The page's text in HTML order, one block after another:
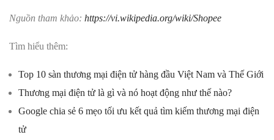
Nguồn tham khảo: https://vi.wikipedia.org/wiki/Shopee
Tìm hiểu thêm:
Top 10 sàn thương mại điện tử hàng đầu Việt Nam và Thế Giới
Thương mại điện tử là gì và nó hoạt động như thế nào?
Google chia sẻ 6 mẹo tối ưu kết quả tìm kiếm thương mại điện
tử